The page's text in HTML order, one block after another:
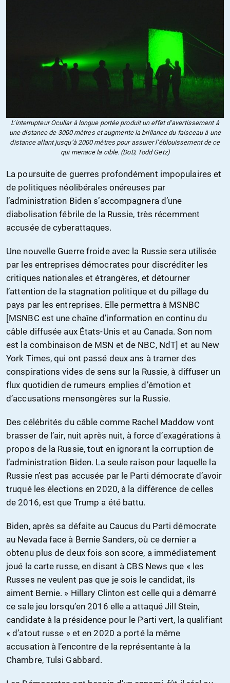
L’interrupteur Ocullar à longue portée produit un effet d’avertissement à
une distance de 3000 mètres et augmente la brillance du faisceau à une
distance allant jusqu’à 2000 mètres pour assurer l’éblouissement de ce
qui menace la cible. (DoD, Todd Getz)
La poursuite de guerres profondément impopulaires et
de politiques néolibérales onéreuses par
l’administration Biden s’accompagnera d’une
diabolisation fébrile de la Russie, très récemment
accusée de cyberattaques.
Une nouvelle Guerre froide avec la Russie sera utilisée
par les entreprises démocrates pour discréditer les
critiques nationales et étrangères, et détourner
l’attention de la stagnation politique et du pillage du
pays par les entreprises. Elle permettra à MSNBC
[MSNBC est une chaîne d’information en continu du
câble diffusée aux États-Unis et au Canada. Son nom
est la combinaison de MSN et de NBC, NdT] et au New
York Times, qui ont passé deux ans à tramer des
conspirations vides de sens sur la Russie, à diffuser un
flux quotidien de rumeurs emplies d’émotion et
d’accusations mensongères sur la Russie.
Des célébrités du câble comme Rachel Maddow vont
brasser de l’air, nuit après nuit, à force d’exagérations à
propos de la Russie, tout en ignorant la corruption de
l’administration Biden. La seule raison pour laquelle la
Russie n’est pas accusée par le Parti démocrate d’avoir
truqué les élections en 2020, à la différence de celles
de 2016, est que Trump a été battu.
Biden, après sa défaite au Caucus du Parti démocrate
au Nevada face à Bernie Sanders, où ce dernier a
obtenu plus de deux fois son score, a immédiatement
joué la carte russe, en disant à CBS News que « les
Russes ne veulent pas que je sois le candidat, ils
aiment Bernie. » Hillary Clinton est celle qui a démarré
ce sale jeu lorsqu’en 2016 elle a attaqué Jill Stein,
candidate à la présidence pour le Parti vert, la qualifiant
« d’atout russe » et en 2020 a porté la même
accusation à l’encontre de la représentante à la
Chambre, Tulsi Gabbard.